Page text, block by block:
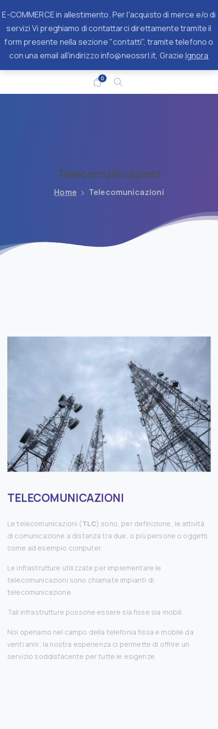
View products
0
Search
Telecomunicazioni
Home Telecomunicazioni
TELECOMUNICAZIONI
Le telecomunicazioni (TLC) sono, per definizione, le attività
di comunicazione a distanza tra due, o più persone o oggetti,
come ad esempio computer.
Le infrastrutture utilizzate per implementare le
telecomunicazioni sono chiamate impianti di
telecomunicazione.
Tali infrastrutture possone essere sia fisse sia mobili.
Noi operiamo nel campo della telefonia fissa e mobile da
venti anni; la nostra esperienza ci permette di offrire un
servizio soddisfacente per tutte le esigenze.
E-COMMERCE in allestimento. Per l'acquisto di merce e/o di
servizi Vi preghiamo di contattarci direttamente tramite il
form presente nella sezione "contatti", tramite telefono o
con una email all'indirizzo info@neossrl.it, Grazie Ignora